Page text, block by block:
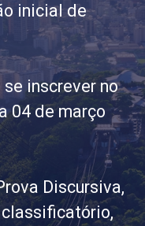
inicial de
inscrever no
04 de março
Discursiva,